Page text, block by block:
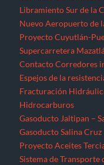
Libramiento Sur de la
Nuevo Aeropuerto de
Proyecto Cuyutlán-
Supercarretera
Contacto Corredores
Espejos de la
Fracturación
Hidrocarburos
Gasoducto Jaltipan –
Gasoducto Salina Cruz
Proyecto Aceites
Sistema de